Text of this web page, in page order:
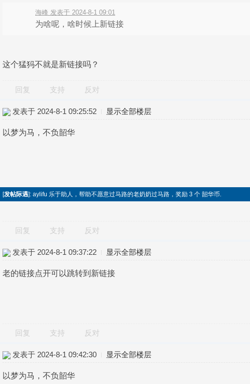
海峰 发表于 2024-8-1 09:01
为啥呢，啥时候上新链接
这个猛犸不就是新链接吗？
回复 支持 反对
发表于 2024-8-1 09:25:52 显示全部楼层
以梦为马，不负韶华
[发帖际遇]: aylifu 乐于助人，帮助不愿意过马路的老奶奶过马路，奖励 3 个 韶华币.
回复 支持 反对
发表于 2024-8-1 09:37:22 显示全部楼层
老的链接点开可以跳转到新链接
回复 支持 反对
发表于 2024-8-1 09:42:30 显示全部楼层
以梦为马，不负韶华